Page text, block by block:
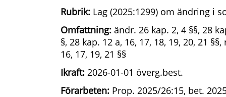
Rubrik: Lag (2025:1299) om ändring i
Omfattning: ändr. 26 kap. 2, 4 §§, 28
§, 28 kap. 12 a, 16, 17, 18, 19, 20, 21
16, 17, 19, 21 §§
Ikraft: 2026-01-01 överg.best.
Förarbeten: Prop. 2025/26:15, bet.